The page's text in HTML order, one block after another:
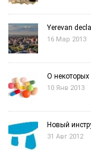
Yerevan
16 Мар 2013
О некоторых
10 Янв 2013
Новый
31 Авг 2012